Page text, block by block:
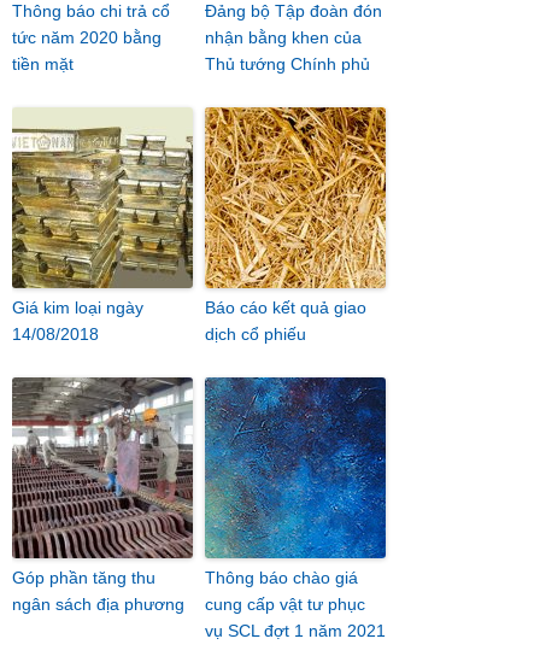
Thông báo chi trả cổ
tức năm 2020 bằng
tiền mặt
Đảng bộ Tập đoàn đón
nhận bằng khen của
Thủ tướng Chính phủ
Giá kim loại ngày
14/08/2018
Báo cáo kết quả giao
dịch cổ phiếu
Góp phần tăng thu
ngân sách địa phương
Thông báo chào giá
cung cấp vật tư phục
vụ SCL đợt 1 năm 2021